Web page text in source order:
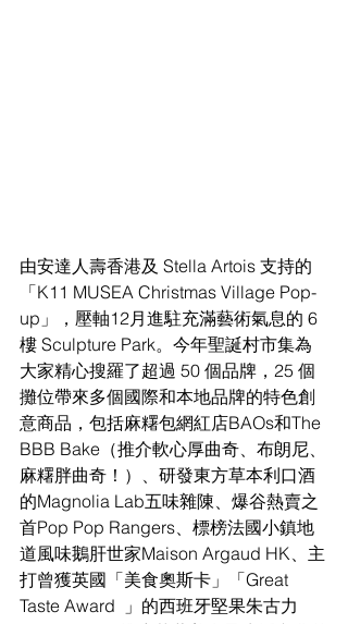
由安達人壽香港及 Stella Artois 支持的
「K11 MUSEA Christmas Village Pop-
up」，壓軸12月進駐充滿藝術氣息的 6
樓 Sculpture Park。今年聖誕村市集為
大家精心搜羅了超過 50 個品牌，25 個
攤位帶來多個國際和本地品牌的特色創
意商品，包括麻糬包網紅店BAOs和The
BBB Bake（推介軟心厚曲奇、布朗尼、
麻糬胖曲奇！）、研發東方草本利口酒
的Magnolia Lab五味雜陳、爆谷熱賣之
首Pop Pop Rangers、標榜法國小鎮地
道風味鵝肝世家Maison Argaud HK、主
打曾獲英國「美食奧斯卡」「Great
Taste Award  」的西班牙堅果朱古力